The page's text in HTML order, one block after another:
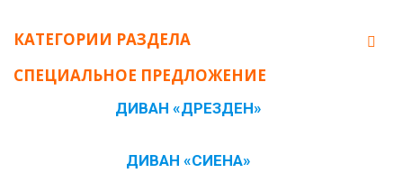
КАТЕГОРИИ РАЗДЕЛА
СПЕЦИАЛЬНОЕ ПРЕДЛОЖЕНИЕ
ДИВАН «ДРЕЗДЕН»
ДИВАН «СИЕНА»